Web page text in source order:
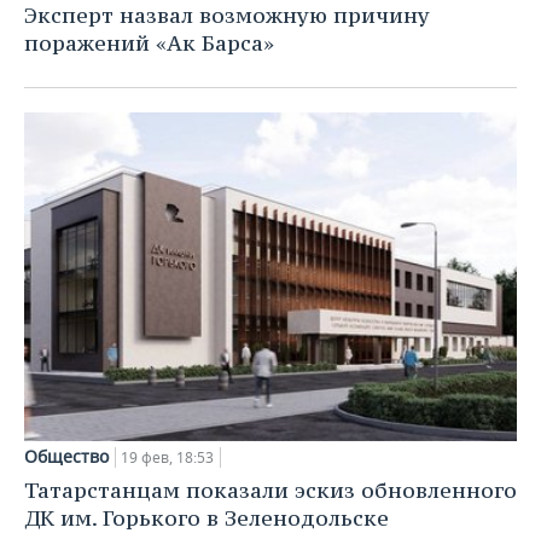
Эксперт назвал возможную причину
поражений «Ак Барса»
Общество 19 фев, 18:53
Татарстанцам показали эскиз обновленного
ДК им. Горького в Зеленодольске